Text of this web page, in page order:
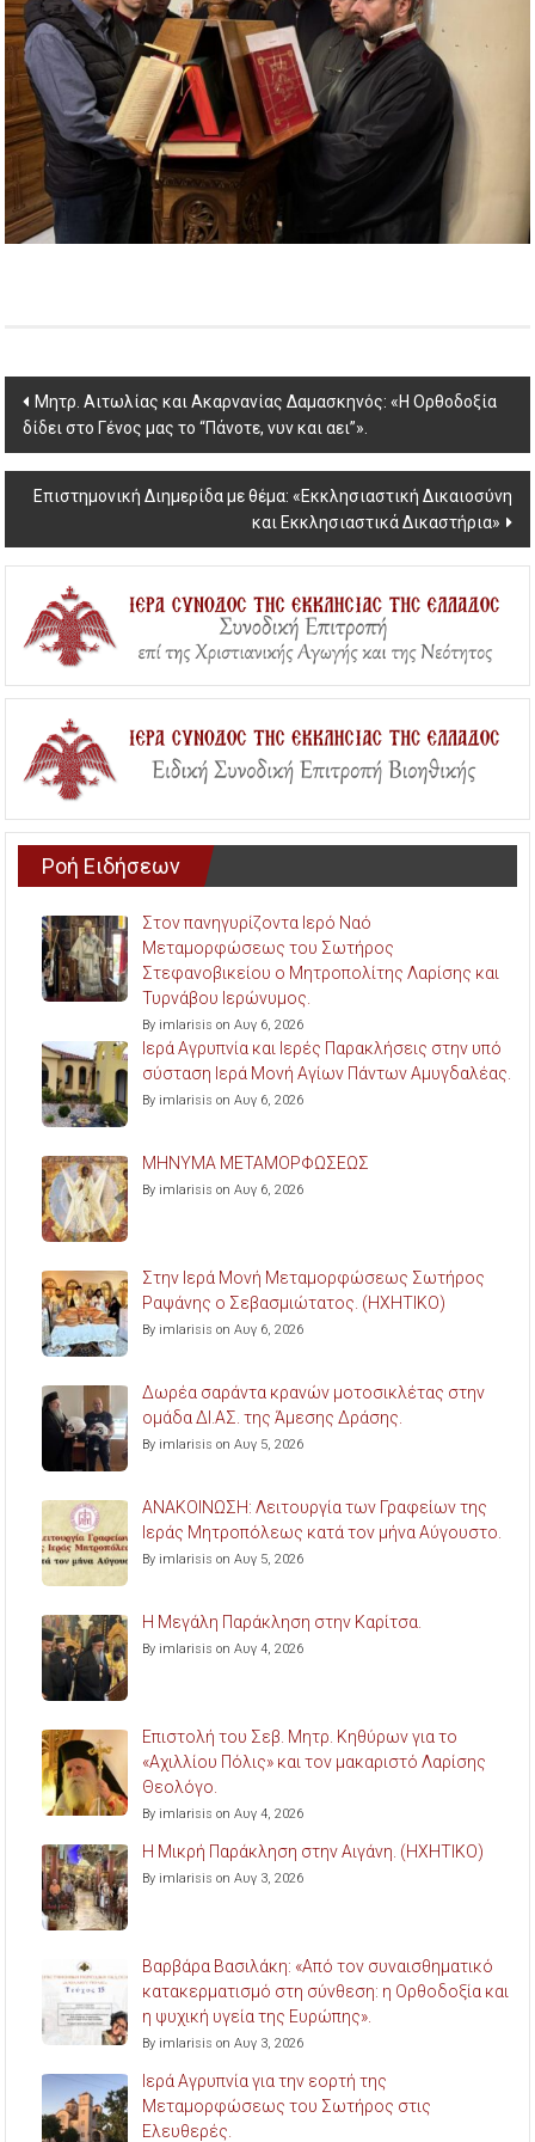
Post
navigation
Μητρ. Αιτωλίας και Ακαρνανίας Δαμασκηνός: «Η Ορθοδοξία
δίδει στο Γένος μας το “Πάνοτε, νυν και αει”».
Επιστημονική Διημερίδα με θέμα: «Εκκλησιαστική Δικαιοσύνη
και Εκκλησιαστικά Δικαστήρια»
Ροή Ειδήσεων
Στον πανηγυρίζοντα Ιερό Ναό
Μεταμορφώσεως του Σωτήρος
Στεφανοβικείου ο Μητροπολίτης Λαρίσης και
Τυρνάβου Ιερώνυμος.
By imlarisis on Αυγ 6, 2026
Ιερά Αγρυπνία και Ιερές Παρακλήσεις στην υπό
σύσταση Ιερά Μονή Αγίων Πάντων Αμυγδαλέας.
By imlarisis on Αυγ 6, 2026
ΜΗΝΥΜΑ ΜΕΤΑΜΟΡΦΩΣΕΩΣ
By imlarisis on Αυγ 6, 2026
Στην Ιερά Μονή Μεταμορφώσεως Σωτήρος
Ραψάνης ο Σεβασμιώτατος. (ΗΧΗΤΙΚΟ)
By imlarisis on Αυγ 6, 2026
Δωρέα σαράντα κρανών μοτοσικλέτας στην
ομάδα ΔΙ.ΑΣ. της Άμεσης Δράσης.
By imlarisis on Αυγ 5, 2026
ΑΝΑΚΟΙΝΩΣΗ: Λειτουργία των Γραφείων της
Ιεράς Μητροπόλεως κατά τον μήνα Αύγουστο.
By imlarisis on Αυγ 5, 2026
Η Μεγάλη Παράκληση στην Καρίτσα.
By imlarisis on Αυγ 4, 2026
Επιστολή του Σεβ. Μητρ. Κηθύρων για το
«Αχιλλίου Πόλις» και τον μακαριστό Λαρίσης
Θεολόγο.
By imlarisis on Αυγ 4, 2026
Η Μικρή Παράκληση στην Αιγάνη. (ΗΧΗΤΙΚΟ)
By imlarisis on Αυγ 3, 2026
Βαρβάρα Βασιλάκη: «Από τον συναισθηματικό
κατακερματισμό στη σύνθεση: η Ορθοδοξία και
η ψυχική υγεία της Ευρώπης».
By imlarisis on Αυγ 3, 2026
Ιερά Αγρυπνία για την εορτή της
Μεταμορφώσεως του Σωτήρος στις
Ελευθερές.